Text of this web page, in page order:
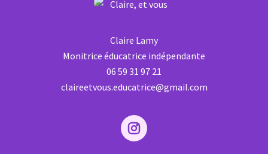
Claire Lamy
Monitrice éducatrice indépendante
06 59 31 97 21
claireetvous.educatrice@gmail.com